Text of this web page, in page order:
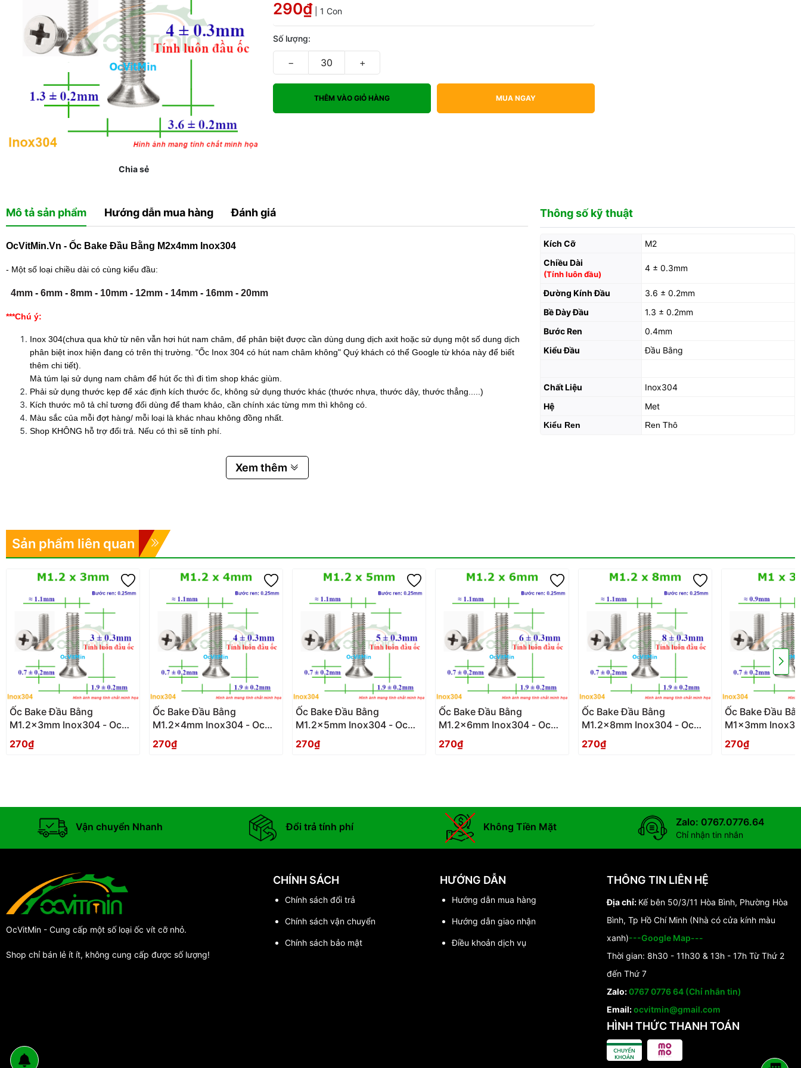
Chia sẻ
290₫ | 1 Con
Số lượng:
− +
THÊM VÀO GIỎ HÀNG MUA NGAY
Mô tả sản phẩm Hướng dẫn mua hàng Đánh giá
OcVitMin.Vn - Ốc Bake Đầu Bằng M2x4mm Inox304
- Một số loại chiều dài có cùng kiểu đầu:
4mm - 6mm - 8mm - 10mm - 12mm - 14mm - 16mm - 20mm
***Chú ý:
Inox 304(chưa qua khử từ nên vẫn hơi hút nam châm, để phân biệt được cần dùng dung dịch axit hoặc sử dụng một số dung dịch
phân biệt inox hiện đang có trên thị trường. "Ốc Inox 304 có hút nam châm không" Quý khách có thể Google từ khóa này để biết
thêm chi tiết).
Mà túm lại sử dụng nam châm để hút ốc thì đi tìm shop khác giùm.
Phải sử dụng thước kẹp để xác định kích thước ốc, không sử dụng thước khác (thước nhựa, thước dây, thước thẳng.....)
Kích thước mô tả chỉ tương đối dùng để tham khảo, cần chính xác từng mm thì không có.
Màu sắc của mỗi đợt hàng/ mỗi loại là khác nhau không đồng nhất.
Shop KHÔNG hỗ trợ đổi trả. Nếu có thì sẽ tính phí.
Xem thêm
Thông số kỹ thuật
Kích Cỡ
M2
Chiều Dài
(Tính luôn đầu)
4 ± 0.3mm
Đường Kính Đầu
3.6 ± 0.2mm
Bề Dày Đầu
1.3 ± 0.2mm
Bước Ren
0.4mm
Kiểu Đầu
Đầu Bằng
Chất Liệu
Inox304
Hệ
Met
Kiểu Ren Ren Thô
Sản phẩm liên quan
Ốc Bake Đầu Bằng
M1.2x3mm Inox304 - Oc
PaKe Dau Bang
270₫
Ốc Bake Đầu Bằng
M1.2x4mm Inox304 - Oc
PaKe Dau Bang
270₫
Ốc Bake Đầu Bằng
M1.2x5mm Inox304 - Oc
PaKe Dau Bang
270₫
Ốc Bake Đầu Bằng
M1.2x6mm Inox304 - Oc
PaKe Dau Bang
270₫
Ốc Bake Đầu Bằng
M1.2x8mm Inox304 - Oc
PaKe Dau Bang
270₫
Ốc Bake Đầu
M1x3mm
PaKe Dau Bang
270₫
Vận chuyển Nhanh Đổi trả tính phí Không Tiền Mặt Zalo: 0767.0776.64
Chỉ nhận tin nhắn
OcVitMin - Cung cấp một số loại ốc vít cỡ nhỏ.
Shop chỉ bán lẻ ít ít, không cung cấp được số lượng!
CHÍNH SÁCH
Chính sách đổi trả
Chính sách vận chuyển
Chính sách bảo mật
HƯỚNG DẪN
Hướng dẫn mua hàng
Hướng dẫn giao nhận
Điều khoản dịch vụ
THÔNG TIN LIÊN HỆ
Địa chỉ: Kế bên 50/3/11 Hòa Bình, Phường Hòa
Bình, Tp Hồ Chí Minh (Nhà có cửa kính màu
xanh)---Google Map---
Thời gian: 8h30 - 11h30 & 13h - 17h Từ Thứ 2
đến Thứ 7
Zalo:0767 0776 64 (Chỉ nhắn tin)
Email:ocvitmin@gmail.com
HÌNH THỨC THANH TOÁN